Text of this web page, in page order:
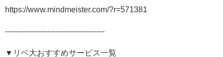
https://www.mindmeister.com/?r=571381
----------------------------------------
▼リベ大おすすめサービス一覧